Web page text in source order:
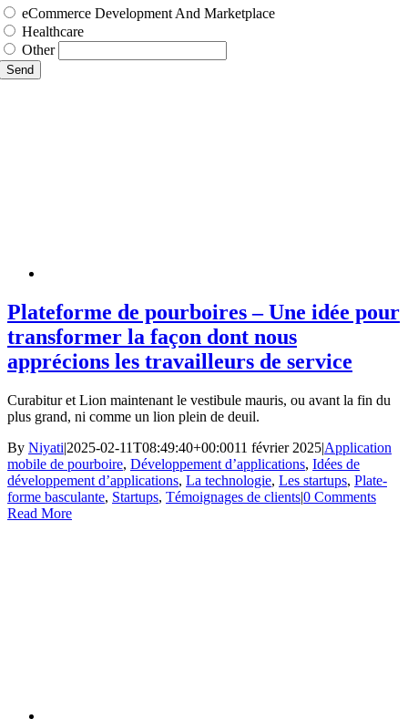
eCommerce Development And Marketplace
Healthcare
Other
Send
Plateforme de pourboires – Une idée pour
transformer la façon dont nous
apprécions les travailleurs de service
Curabitur et Lion maintenant le vestibule mauris, ou avant la fin du
plus grand, ni comme un lion plein de deuil.
By Niyati|2025-02-11T08:49:40+00:0011 février 2025|Application
mobile de pourboire, Développement d’applications, Idées de
développement d’applications, La technologie, Les startups, Plate-
forme basculante, Startups, Témoignages de clients|0 Comments
Read More